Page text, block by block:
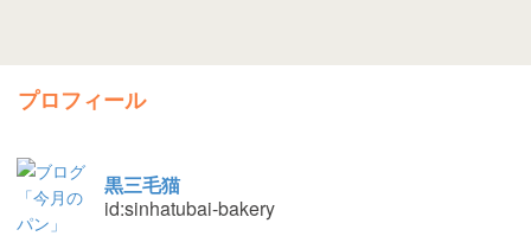
プロフィール
黒三毛猫
id:sinhatubai-bakery